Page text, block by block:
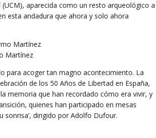
aparecida como un resto arqueológico a
esta andadura que ahora y solo ahora
Martínez
para acoger tan magno acontecimiento. La
de los 50 Años de Libertad en España,
memoria que han recordado cómo era vivir, y
quienes han participado en mesas
sonrisa’, dirigido por Adolfo Dufour.